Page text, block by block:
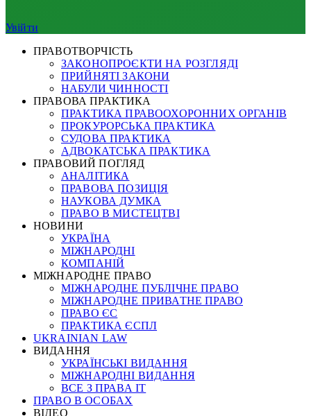
Увійти
ПРАВОТВОРЧІСТЬ
ЗАКОНОПРОЄКТИ НА РОЗГЛЯДІ
ПРИЙНЯТІ ЗАКОНИ
НАБУЛИ ЧИННОСТІ
ПРАВОВА ПРАКТИКА
ПРАКТИКА ПРАВООХОРОННИХ ОРГАНІВ
ПРОКУРОРСЬКА ПРАКТИКА
СУДОВА ПРАКТИКА
АДВОКАТСЬКА ПРАКТИКА
ПРАВОВИЙ ПОГЛЯД
АНАЛІТИКА
ПРАВОВА ПОЗИЦІЯ
НАУКОВА ДУМКА
ПРАВО В МИСТЕЦТВІ
НОВИНИ
УКРАЇНА
МІЖНАРОДНІ
КОМПАНІЙ
МІЖНАРОДНЕ ПРАВО
МІЖНАРОДНЕ ПУБЛІЧНЕ ПРАВО
МІЖНАРОДНЕ ПРИВАТНЕ ПРАВО
ПРАВО ЄС
ПРАКТИКА ЄСПЛ
UKRAINIAN LAW
ВИДАННЯ
УКРАЇНСЬКІ ВИДАННЯ
МІЖНАРОДНІ ВИДАННЯ
ВСЕ З ПРАВА ІТ
ПРАВО В ОСОБАХ
ВІДЕО